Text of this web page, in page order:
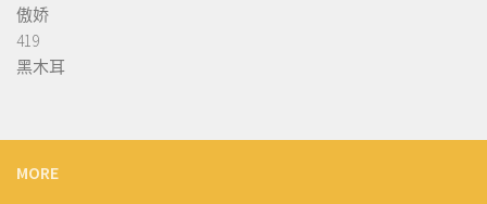
傲娇
419
黑木耳
MORE